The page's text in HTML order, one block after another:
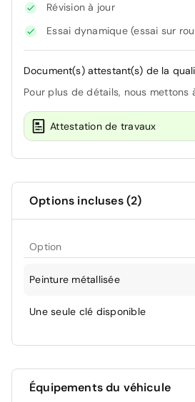
Révision à jour
Essai dynamique (essai sur
Document(s) attestant(s) de la
Pour plus de détails, nous mettons
Attestation de travaux
Options incluses (2)
Option
Peinture métallisée
Une seule clé disponible
Équipements du véhicule